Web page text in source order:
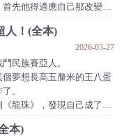
的幻影旅團坐擁黑鯨號，
先他得適應自己那改變的
人！(全本)
2026-03-27
民族賽亞人。
夢想長高五釐米的王八蛋
。
龍珠》，發現自己成了一
還不如出場時的拉蒂
本)